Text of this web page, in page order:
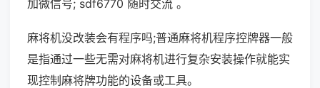
加微信号; sdf6770 随时交流 。
麻将机没改装会有程序吗;普通麻将机程序控牌器一般
是指通过一些无需对麻将机进行复杂安装操作就能实
现控制麻将牌功能的设备或工具。